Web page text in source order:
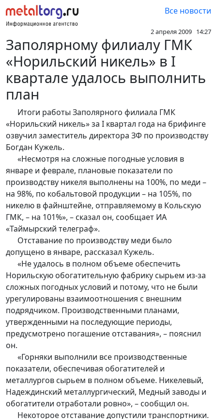
Все новости
2 апреля 2009 14:27
Заполярному филиалу ГМК
«Норильский никель» в I
квартале удалось выполнить
план
Итоги работы Заполярного филиала ГМК
«Норильский никель» за I квартал года на брифинге
озвучил заместитель директора ЗФ по производству
Богдан Кужель.
«Несмотря на сложные погодные условия в
январе и феврале, плановые показатели по
производству никеля выполнены на 100%, по меди –
на 98%, по кобальтовой продукции – на 105%, по
никелю в файнштейне, отправляемому в Кольскую
ГМК, – на 101%», – сказал он, сообщает ИА
«Таймырский телеграф».
Отставание по производству меди было
допущено в январе, рассказал Кужель.
«Не удалось в полном объеме обеспечить
Норильскую обогатительную фабрику сырьем из-за
сложных погодных условий и потому, что не были
урегулированы взаимоотношения с внешним
подрядчиком. Производственными планами,
утвержденными на последующие периоды,
предусмотрено погашение отставания», – пояснил
он.
«Горняки выполнили все производственные
показатели, обеспечивая обогатителей и
металлургов сырьем в полном объеме. Никелевый,
Надеждинский металлургический, Медный заводы и
обогатители отработали ровно», – сообщил он.
Некоторое отставание допустили транспортники.